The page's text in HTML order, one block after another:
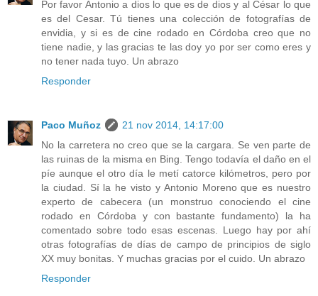
Por favor Antonio a dios lo que es de dios y al César lo que
es del Cesar. Tú tienes una colección de fotografías de
envidia, y si es de cine rodado en Córdoba creo que no
tiene nadie, y las gracias te las doy yo por ser como eres y
no tener nada tuyo. Un abrazo
Responder
Paco Muñoz
21 nov 2014, 14:17:00
No la carretera no creo que se la cargara. Se ven parte de
las ruinas de la misma en Bing. Tengo todavía el daño en el
píe aunque el otro día le metí catorce kilómetros, pero por
la ciudad. Sí la he visto y Antonio Moreno que es nuestro
experto de cabecera (un monstruo conociendo el cine
rodado en Córdoba y con bastante fundamento) la ha
comentado sobre todo esas escenas. Luego hay por ahí
otras fotografías de días de campo de principios de siglo
XX muy bonitas. Y muchas gracias por el cuido. Un abrazo
Responder